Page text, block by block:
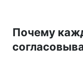
Почему